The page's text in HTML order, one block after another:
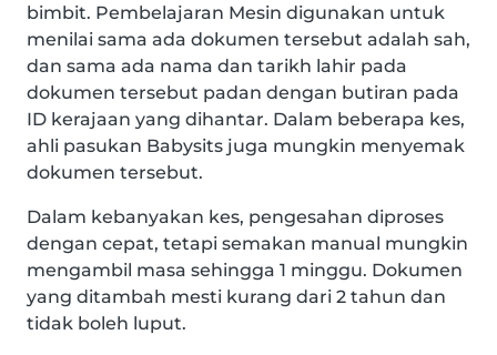
bimbit. Pembelajaran Mesin digunakan untuk
menilai sama ada dokumen tersebut adalah sah,
dan sama ada nama dan tarikh lahir pada
dokumen tersebut padan dengan butiran pada
ID kerajaan yang dihantar. Dalam beberapa kes,
ahli pasukan Babysits juga mungkin menyemak
dokumen tersebut.
Dalam kebanyakan kes, pengesahan diproses
dengan cepat, tetapi semakan manual mungkin
mengambil masa sehingga 1 minggu. Dokumen
yang ditambah mesti kurang dari 2 tahun dan
tidak boleh luput.